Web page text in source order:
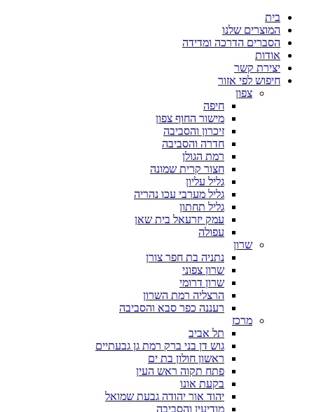
בית
המוצרים שלנו
הסברים הדרכה ומדידה
אודות
יצירת קשר
חיפוש לפי אזור
צפון
חיפה
מישור החוף צפון
זיכרון והסביבה
חדרה והסביבה
רמת הגולן
חצור קרית שמונה
גליל עליון
גליל מערבי עכו נהריה
גליל תחתון
עמק יזרעאל בית שאן
עפולה
שרון
נתניה בת חפר צורן
שרון צפוני
שרון דרומי
הרצליה רמת השרון
רעננה כפר סבא והסביבה
מרכז
תל אביב
גוש דן בני ברק רמת גן גבעתיים
ראשון חולון בת ים
פתח תקוה ראש העין
בקעת אונו
יהוד אור יהודה גבעת שמואל
מודיעין והסביבה